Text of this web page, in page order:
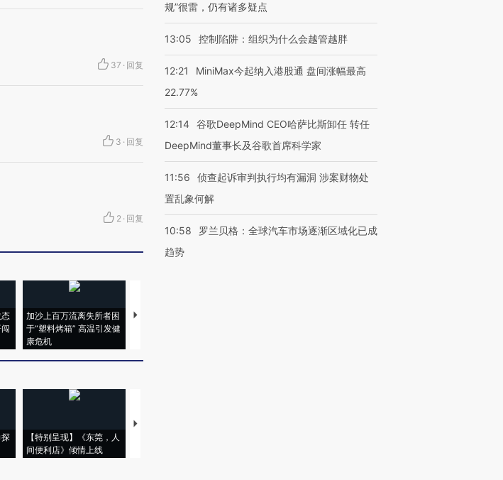
37 · 回复
3 · 回复
2 · 回复
加沙上百万流离失所者困
于“塑料烤箱” 高温引发健
康危机
马航飞行员跨国走私7万
探
【特别呈现】《东莞，人
间便利店》倾情上线
【推广】走进第四届链博
规”很雷，仍有诸多疑点
13:05 控制陷阱：组织为什么会越管越胖
12:21
MiniMax今起纳入港股通 盘间涨幅最高
22.77%
12:14 谷歌DeepMind CEO哈萨比斯卸任 转任
DeepMind董事长及谷歌首席科学家
11:56
侦查起诉审判执行均有漏洞 涉案财物处
置乱象何解
10:58
罗兰贝格：全球汽车市场逐渐区域化已成
趋势